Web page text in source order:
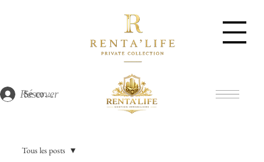
Réserver
Se connecter
Tous les posts